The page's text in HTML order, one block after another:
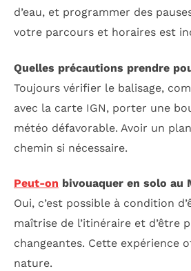
d’eau, et programmer des
votre parcours et horaires est
Quelles précautions prendre
Toujours vérifier le balisage,
avec la carte IGN, porter une
météo défavorable. Avoir un
chemin si nécessaire.
Peut-on bivouaquer en solo au
Oui, c’est possible à condition
maîtrise de l’itinéraire et d’être
changeantes. Cette expérience
nature.